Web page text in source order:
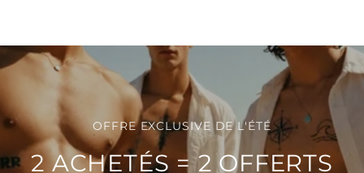
OFFRE EXCLUSIVE DE L'ÉTÉ
2 ACHETÉS = 2 OFFERTS